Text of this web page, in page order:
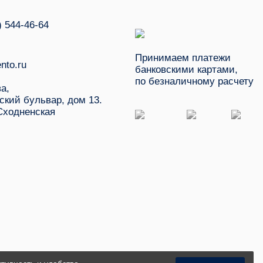
544-46-64
бульвар, дом 13.
Принимаем платежи
банковскими картами,
по безналичному расчету